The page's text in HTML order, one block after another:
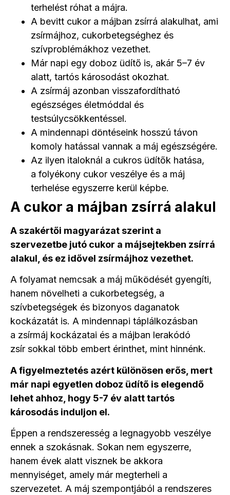
terhelést róhat a májra.
A bevitt cukor a májban zsírrá alakulhat, ami
zsírmájhoz, cukorbetegséghez és
szívproblémákhoz vezethet.
Már napi egy doboz üdítő is, akár 5–7 év
alatt, tartós károsodást okozhat.
A zsírmáj azonban visszafordítható
egészséges életmóddal és
testsúlycsökkentéssel.
A mindennapi döntéseink hosszú távon
komoly hatással vannak a máj egészségére.
Az ilyen italoknál a cukros üdítők hatása,
a folyékony cukor veszélye és a máj
terhelése egyszerre kerül képbe.
A cukor a májban zsírrá alakul
A szakértői magyarázat szerint a
szervezetbe jutó cukor a májsejtekben zsírrá
alakul, és ez idővel zsírmájhoz vezethet.
A folyamat nemcsak a máj működését gyengíti,
hanem növelheti a cukorbetegség, a
szívbetegségek és bizonyos daganatok
kockázatát is. A mindennapi táplálkozásban
a zsírmáj kockázatai és a májban lerakódó
zsír sokkal több embert érinthet, mint hinnénk.
A figyelmeztetés azért különösen erős, mert
már napi egyetlen doboz üdítő is elegendő
lehet ahhoz, hogy 5-7 év alatt tartós
károsodás induljon el.
Éppen a rendszeresség a legnagyobb veszélye
ennek a szokásnak. Sokan nem egyszerre,
hanem évek alatt visznek be akkora
mennyiséget, amely már megterheli a
szervezetet. A máj szempontjából a rendszeres